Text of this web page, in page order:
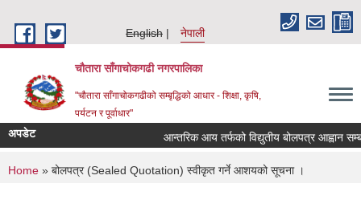
English
नेपाली
चौतारा साँगाचोकगढी नगरपालिका
"चौतारा साँगाचोकगढीको सम्बृद्धिको आधार - शिक्षा, कृषि,
पर्यटन र पूर्वाधार"
अपडेट आन्तरिक आय तर्फको विद्युतीय बोलपत्र आह्वान
You are here
Home » बोलपत्र (Sealed Quotation) स्वीकृत गर्ने आशयको सूचना ।